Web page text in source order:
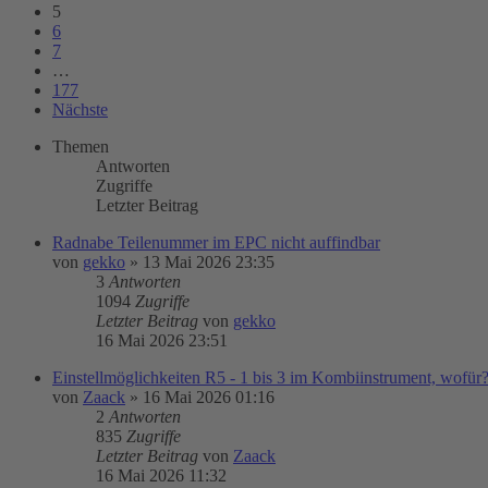
5
6
7
…
177
Nächste
Themen
Antworten
Zugriffe
Letzter Beitrag
Radnabe Teilenummer im EPC nicht auffindbar
von gekko » 13 Mai 2026 23:35
3 Antworten
1094 Zugriffe
Letzter Beitrag von gekko
16 Mai 2026 23:51
Einstellmöglichkeiten R5 - 1 bis 3 im Kombiinstrument, wofür?
von Zaack » 16 Mai 2026 01:16
2 Antworten
835 Zugriffe
Letzter Beitrag von Zaack
16 Mai 2026 11:32